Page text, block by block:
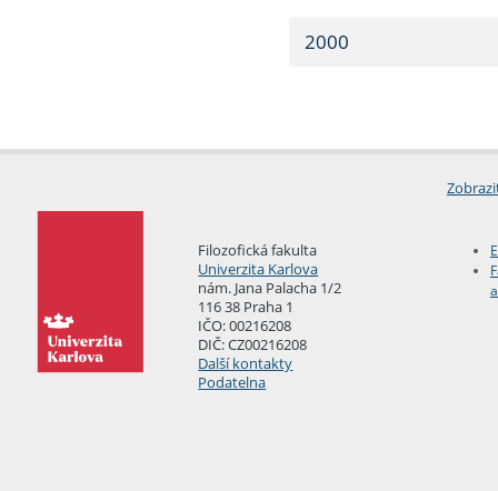
2000
Filozofická fakulta
Univerzita Karlova
nám. Jana Palacha 1/2
116 38 Praha 1
IČO: 00216208
DIČ: CZ00216208
Další kontakty
Podatelna